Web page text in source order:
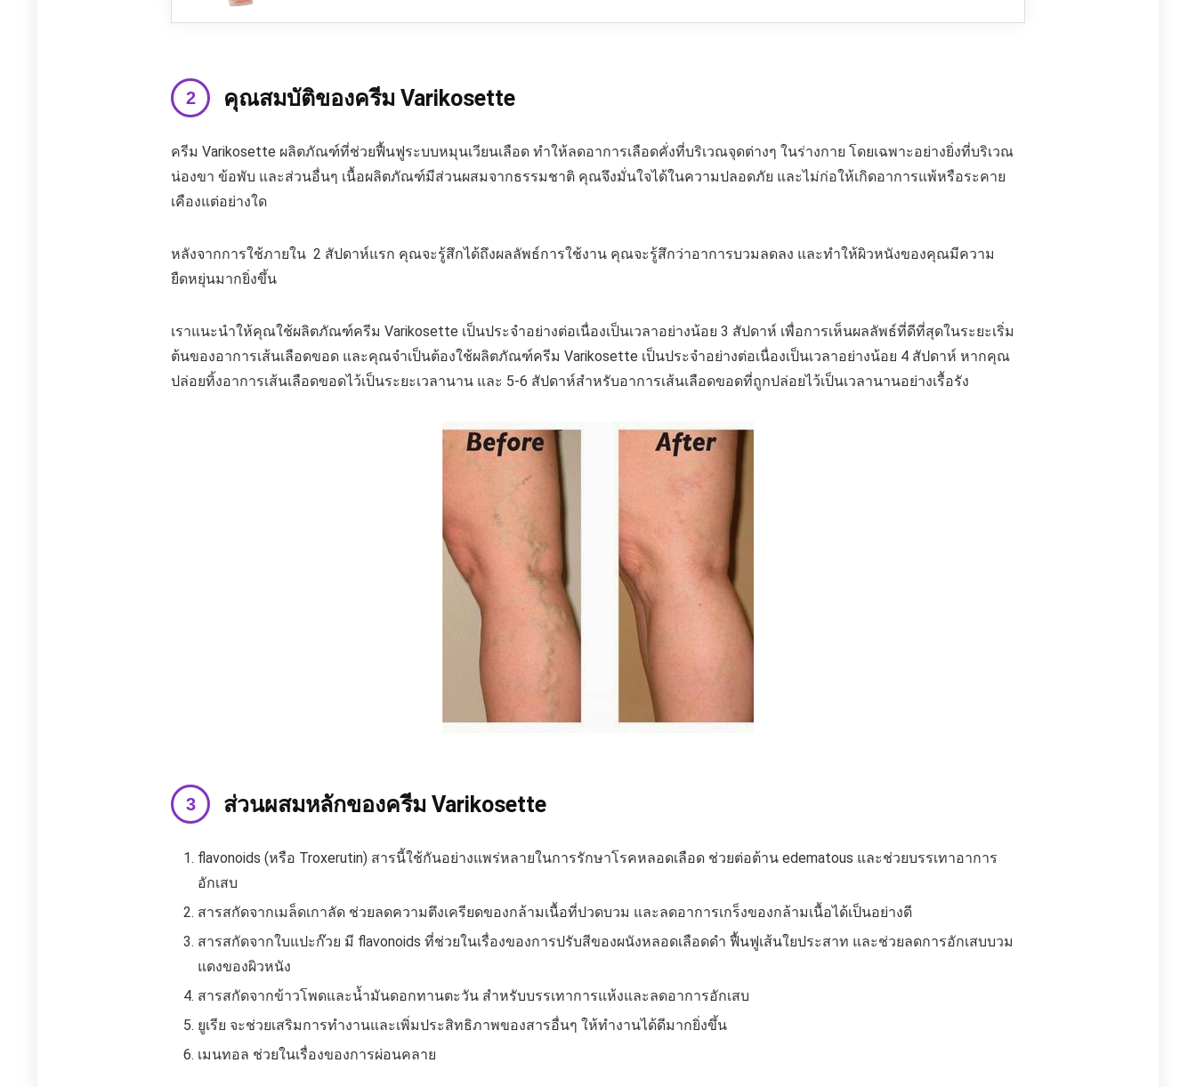
คุณสมบัติของครีม Varikosette
ครีม Varikosette ผลิตภัณฑ์ที่ช่วยฟื้นฟูระบบหมุนเวียนเลือด ทำให้ลดอาการเลือดคั่งที่บริเวณจุดต่างๆ ในร่างกาย โดยเฉพาะอย่างยิ่งที่บริเวณ
น่องขา ข้อพับ และส่วนอื่นๆ เนื้อผลิตภัณฑ์มีส่วนผสมจากธรรมชาติ คุณจึงมั่นใจได้ในความปลอดภัย และไม่ก่อให้เกิดอาการแพ้หรือระคาย
เคืองแต่อย่างใด
หลังจากการใช้ภายใน 2 สัปดาห์แรก คุณจะรู้สึกได้ถึงผลลัพธ์การใช้งาน คุณจะรู้สึกว่าอาการบวมลดลง และทำให้ผิวหนังของคุณมีความ
ยืดหยุ่นมากยิ่งขึ้น
เราแนะนำให้คุณใช้ผลิตภัณฑ์ครีม Varikosette เป็นประจำอย่างต่อเนื่องเป็นเวลาอย่างน้อย 3 สัปดาห์ เพื่อการเห็นผลลัพธ์ที่ดีที่สุดในระยะเริ่ม
ต้นของอาการเส้นเลือดขอด และคุณจำเป็นต้องใช้ผลิตภัณฑ์ครีม Varikosette เป็นประจำอย่างต่อเนื่องเป็นเวลาอย่างน้อย 4 สัปดาห์ หากคุณ
ปล่อยทิ้งอาการเส้นเลือดขอดไว้เป็นระยะเวลานาน และ 5-6 สัปดาห์สำหรับอาการเส้นเลือดขอดที่ถูกปล่อยไว้เป็นเวลานานอย่างเรื้อรัง
ส่วนผสมหลักของครีม Varikosette
flavonoids (หรือ Troxerutin) สารนี้ใช้กันอย่างแพร่หลายในการรักษาโรคหลอดเลือด ช่วยต่อต้าน edematous และช่วยบรรเทาอาการ
อักเสบ
สารสกัดจากเมล็ดเกาลัด ช่วยลดความตึงเครียดของกล้ามเนื้อที่ปวดบวม และลดอาการเกร็งของกล้ามเนื้อได้เป็นอย่างดี
สารสกัดจากใบแปะก๊วย มี flavonoids ที่ช่วยในเรื่องของการปรับสีของผนังหลอดเลือดดำ ฟื้นฟูเส้นใยประสาท และช่วยลดการอักเสบบวม
แดงของผิวหนัง
สารสกัดจากข้าวโพดและน้ำมันดอกทานตะวัน สำหรับบรรเทาการแห้งและลดอาการอักเสบ
ยูเรีย จะช่วยเสริมการทำงานและเพิ่มประสิทธิภาพของสารอื่นๆ ให้ทำงานได้ดีมากยิ่งขึ้น
เมนทอล ช่วยในเรื่องของการผ่อนคลาย